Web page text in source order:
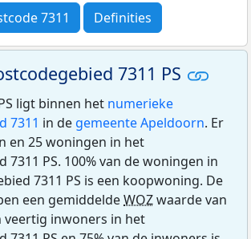
7311 Definities
7311 PS
ligt binnen het numerieke
7311 in de gemeente Apeldoorn. Er
en 25 woningen in het
7311 PS. 100% van de woningen in
7311 PS is een koopwoning. De
een gemiddeldeWOZwaarde van
veertig inwoners in het